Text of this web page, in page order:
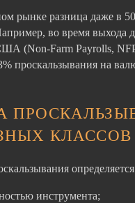
рынке разница даже в
во время выхода
(Non-Farm Payrolls,
проскальзывания на
инструмента;